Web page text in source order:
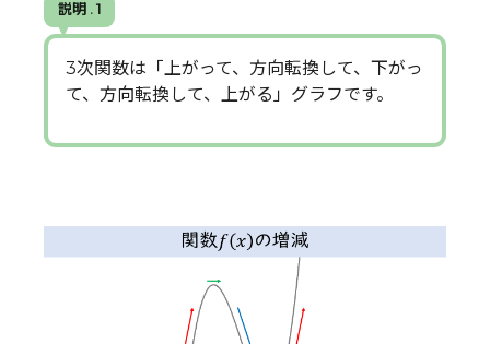
説明 . 1
3次関数は「上がって、方向転換して、下がっ
て、方向転換して、上がる」グラフです。